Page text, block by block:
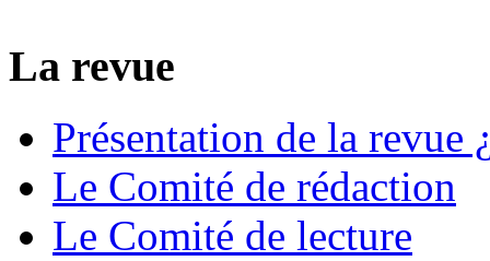
La revue
Présentation de la revue
Le Comité de rédaction
Le Comité de lecture